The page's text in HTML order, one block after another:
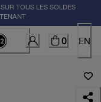
TOUS LES SOLDES
0 EN